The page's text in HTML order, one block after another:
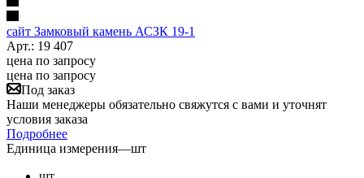
сайт Замковый камень АСЗК 19-1
Арт.: 19 407
цена по запросу
цена по запросу
Под заказ
Наши менеджеры обязательно свяжутся с вами и уточнят
условия заказа
Подробнее
Единица измерения—шт